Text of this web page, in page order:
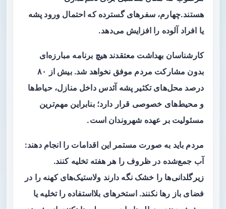
هستند.چهارم، سفرهای گسترده که احتمال ورود پشه
یا افراد آلوده را افزایش می‌دهد.
کارشناسان بهداشت معتقدند هیچ برنامه مبارزه‌ای
بدون مشارکت مردم موفق نخواهد شد. بیش از ۸۰
درصد محل‌های تکثیر پشه آئدس داخل منازل، حیاط‌ها
و محیط‌های خصوصی قرار دارد؛ بنابراین مهم‌ترین
مسئولیت بر عهده شهروندان است.
مردم باید به صورت مستمر این اقدامات را انجام دهند:
آب جمع‌شده در ظروف را هر هفته تخلیه کنند.
زیرگلدانی‌ها را خشک نگه دارند ولاستیک‌های کهنه را در
فضای باز رها نکنند. استخرهای بلااستفاده را تخلیه یا